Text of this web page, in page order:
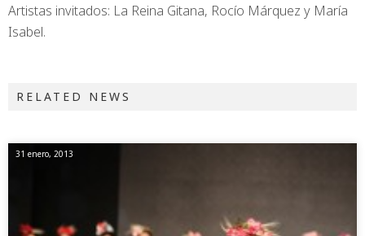
Artistas invitados: La Reina Gitana, Rocío Márquez y María
Isabel.
RELATED NEWS
31 enero, 2013